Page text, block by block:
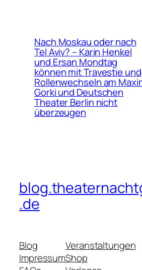
Nach Moskau oder nach
Tel Aviv? – Karin Henkel
und Ersan Mondtag
können mit Travestie und
Rollenwechseln am
Gorki und Deutschen
Theater Berlin nicht
überzeugen
.de
Blog
Impressum
Veranstaltungen
Shop